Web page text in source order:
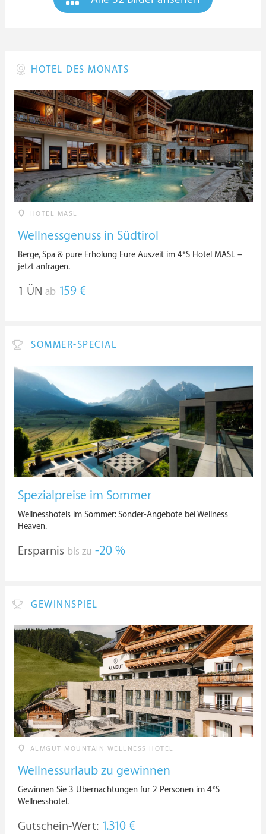
HOTEL DES MONATS
HOTEL MASL
Wellnessgenuss in Südtirol
Berge, Spa & pure Erholung Eure Auszeit im 4*S Hotel MASL –
jetzt anfragen.
1 ÜN ab 159 €
SOMMER-SPECIAL
Spezialpreise im Sommer
Wellnesshotels im Sommer: Sonder-Angebote bei Wellness
Heaven.
Ersparnis bis zu -20 %
GEWINNSPIEL
ALMGUT MOUNTAIN WELLNESS HOTEL
Wellnessurlaub zu gewinnen
Gewinnen Sie 3 Übernachtungen für 2 Personen im 4*S
Wellnesshotel.
Gutschein-Wert: 1.310 €